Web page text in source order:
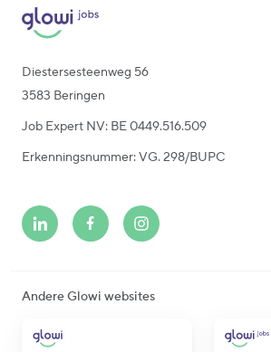
Diestersesteenweg 56
3583 Beringen
Job Expert NV: BE 0449.516.509
Erkenningsnummer: VG. 298/BUPC
Andere Glowi websites